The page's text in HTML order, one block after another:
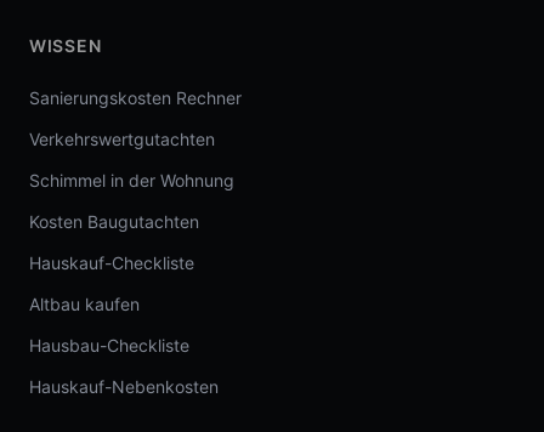
WISSEN
Sanierungskosten Rechner
Verkehrswertgutachten
Schimmel in der Wohnung
Kosten Baugutachten
Hauskauf-Checkliste
Altbau kaufen
Hausbau-Checkliste
Hauskauf-Nebenkosten